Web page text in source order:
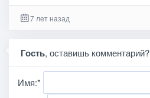
7 лет назад
Гость, оставишь комментарий?
Имя:*